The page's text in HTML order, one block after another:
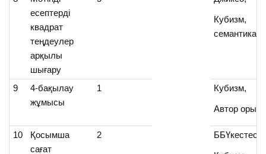
есептерді
квадрат
теңдеулер
арқылы
шығару
Кубизм,
9
4-бақылау
жұмысы
1 Кубизм,
Автор
10
Қосымша
сағат
2 ББҮкестесі,